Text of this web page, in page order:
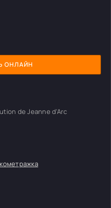
de Jeanne d'Arc
ОНЛАЙН